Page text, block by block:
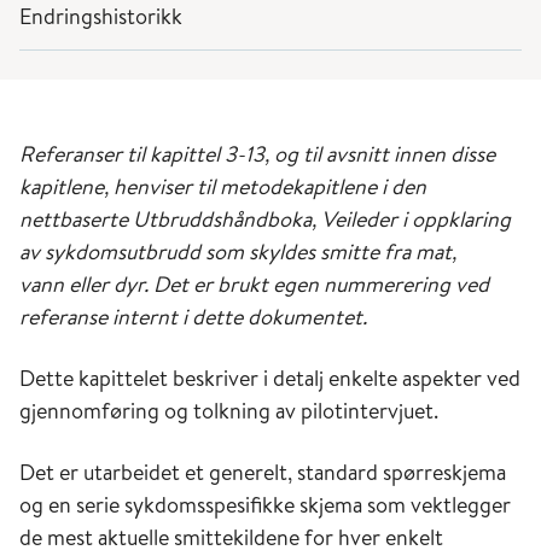
Endringshistorikk
Referanser til kapittel 3-13, og til avsnitt innen disse
kapitlene, henviser til metodekapitlene i den
nettbaserte Utbruddshåndboka, Veileder i oppklaring
av sykdomsutbrudd som skyldes smitte fra mat,
vann eller dyr. Det er brukt egen nummerering ved
referanse internt i dette dokumentet.
Dette kapittelet beskriver i detalj enkelte aspekter ved
gjennomføring og tolkning av pilotintervjuet.
Det er utarbeidet et generelt, standard spørreskjema
og en serie sykdomsspesifikke skjema som vektlegger
de mest aktuelle smittekildene for hver enkelt